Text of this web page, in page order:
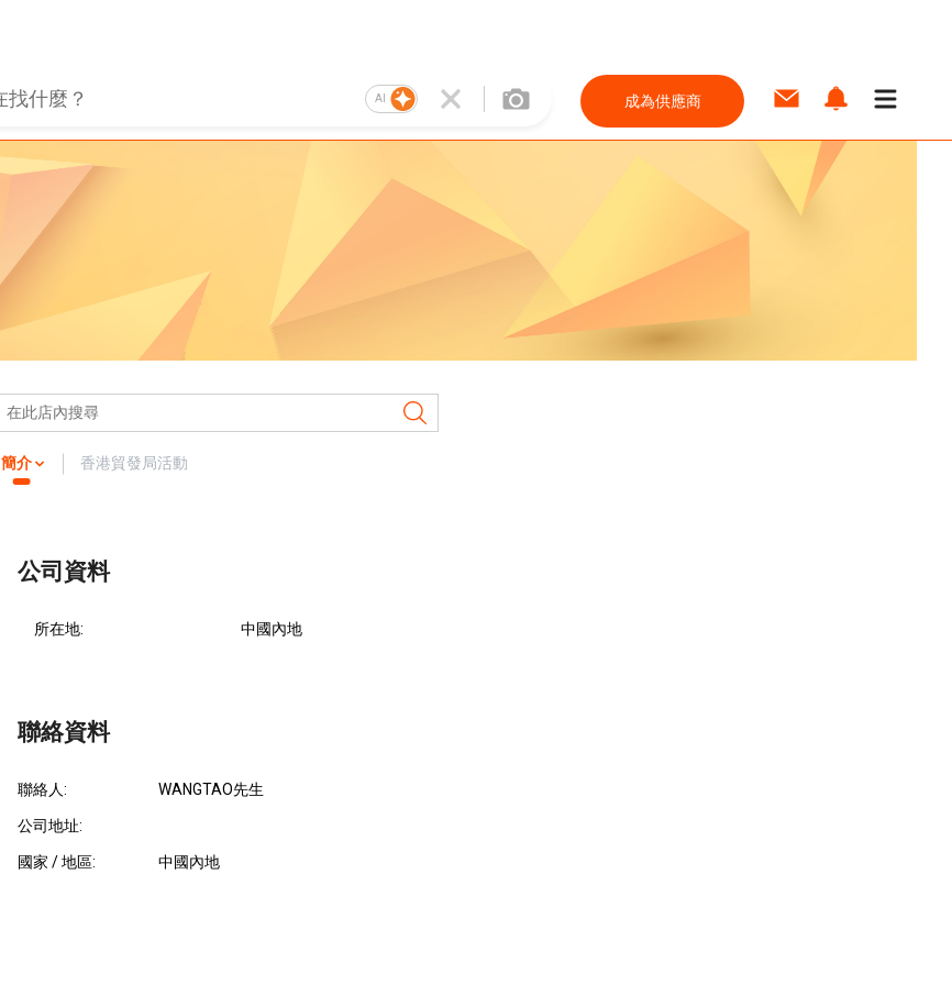
AI 成為供應商
簡介 香港貿發局活動
公司資料
所在地: 中國內地
聯絡資料
聯絡人: WANGTAO先生
公司地址:
國家 / 地區: 中國內地